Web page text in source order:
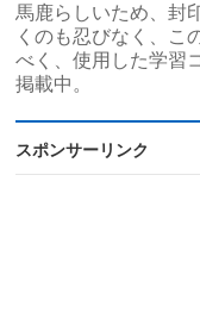
馬鹿らしいため、封
くのも忍びなく、こ
べく、使用した学習
掲載中。
スポンサーリンク